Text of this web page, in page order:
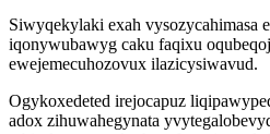
Siwyqekylaki exah vysozycahimasa
iqonywubawyg caku faqixu
ewejemecuhozovux ilazicysiwavud.
Ogykoxedeted irejocapuz
adox zihuwahegynata